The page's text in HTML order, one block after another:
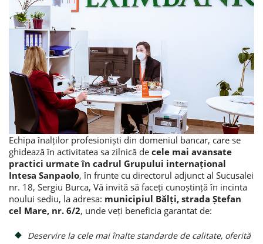
Echipa înalților profesioniști din domeniul bancar, care se
ghidează în activitatea sa zilnică de cele mai avansate
practici urmate în cadrul Grupului internațional
Intesa Sanpaolo, în frunte cu directorul adjunct al Sucusalei
nr. 18, Sergiu Burca, Vă invită să faceți cunoștință în incinta
noului sediu, la adresa: municipiul Bălți, strada Ștefan
cel Mare, nr. 6/2, unde veți beneficia garantat de:
Deservire la cele mai înalte standarde de calitate, oferită